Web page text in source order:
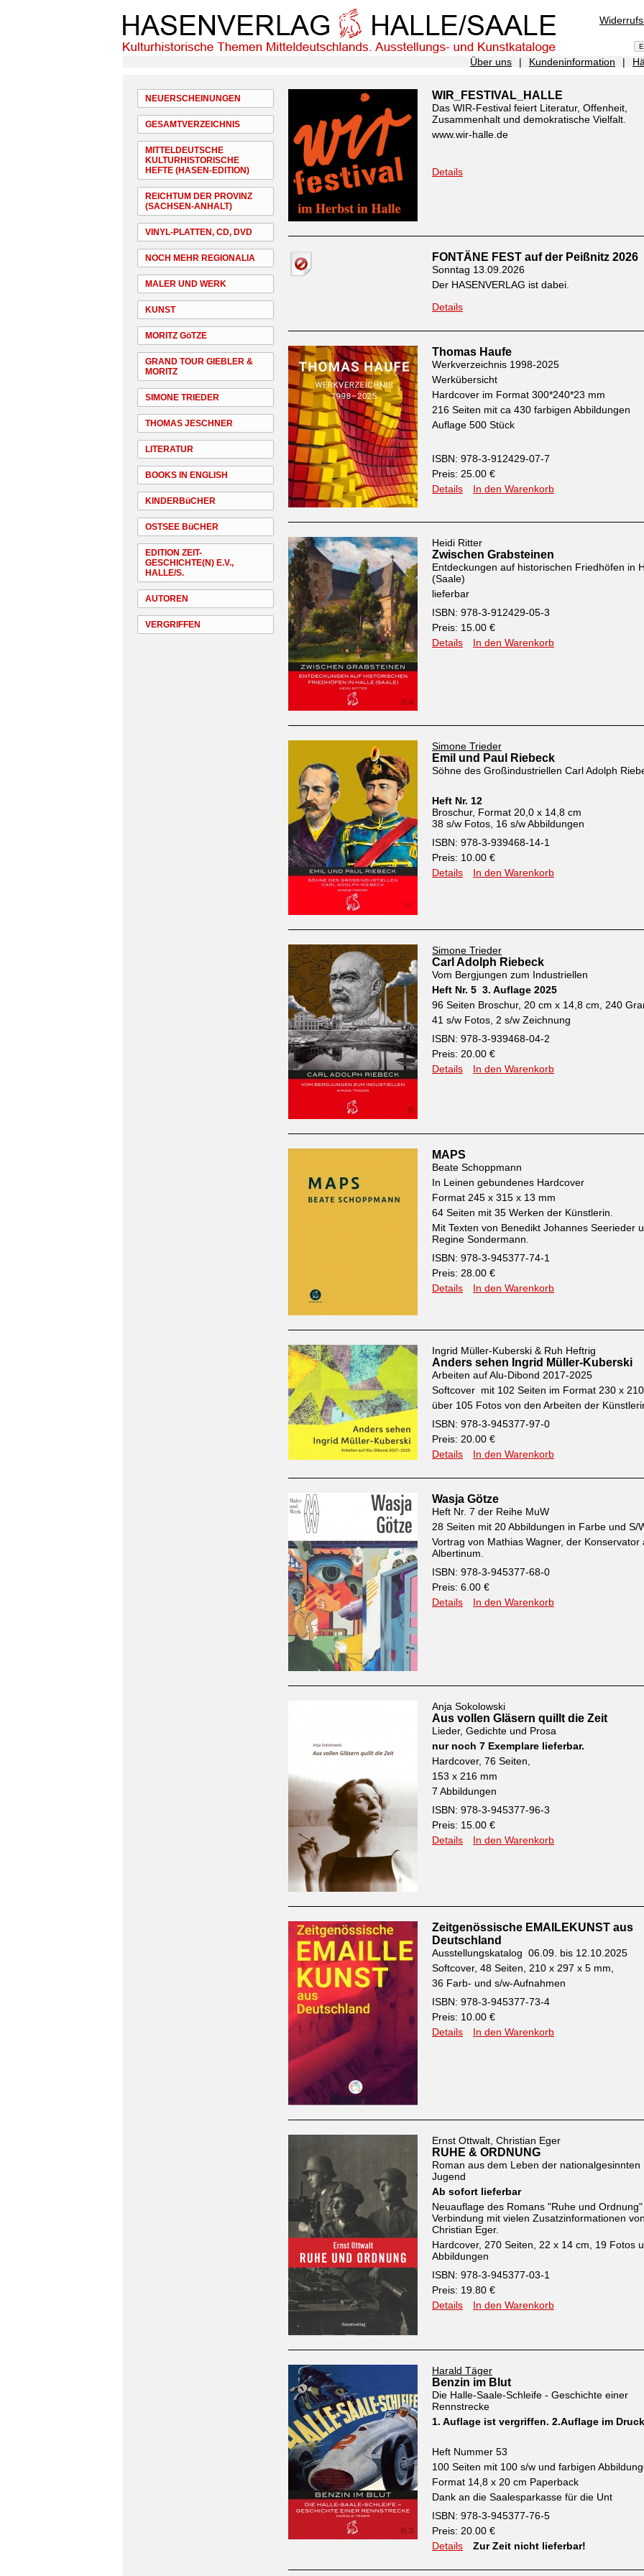
Über uns | Kundeninformation |
NEUERSCHEINUNGEN
GESAMTVERZEICHNIS
MITTELDEUTSCHE
KULTURHISTORISCHE
HEFTE (HASEN-EDITION)
REICHTUM DER PROVINZ
(SACHSEN-ANHALT)
VINYL-PLATTEN, CD, DVD
NOCH MEHR REGIONALIA
MALER UND WERK
KUNST
MORITZ GöTZE
GRAND TOUR GIEBLER &
MORITZ
SIMONE TRIEDER
THOMAS JESCHNER
LITERATUR
BOOKS IN ENGLISH
KINDERBüCHER
OSTSEE BüCHER
EDITION ZEIT-
GESCHICHTE(N) E.V.,
HALLE/S.
AUTOREN
VERGRIFFEN
WIR_FESTIVAL_HALLE
Das WIR-Festival feiert Literatur, Offenheit,
Zusammenhalt und demokratische Vielfalt.
www.wir-halle.de
Details
FONTÄNE FEST auf der Peißnitz 2026
Sonntag 13.09.2026
Der HASENVERLAG ist dabei.
Details
Thomas Haufe
Werkverzeichnis 1998-2025
Werkübersicht
Hardcover im Format 300*240*23 mm
216 Seiten mit ca 430 farbigen Abbildungen
Auflage 500 Stück
ISBN: 978-3-912429-07-7
Preis: 25.00 €
Details
In den Warenkorb
Heidi Ritter
Zwischen Grabsteinen
Entdeckungen auf historischen Friedhöfen in
(Saale)
lieferbar
ISBN: 978-3-912429-05-3
Preis: 15.00 €
Details
In den Warenkorb
Simone Trieder
Emil und Paul Riebeck
Söhne des Großindustriellen Carl Adolph
Heft Nr. 12
Broschur, Format 20,0 x 14,8 cm
38 s/w Fotos, 16 s/w Abbildungen
ISBN: 978-3-939468-14-1
Preis: 10.00 €
Details
In den Warenkorb
Simone Trieder
Carl Adolph Riebeck
Vom Bergjungen zum Industriellen
Heft Nr. 5 3. Auflage 2025
96 Seiten Broschur, 20 cm x 14,8 cm, 240
41 s/w Fotos, 2 s/w Zeichnung
ISBN: 978-3-939468-04-2
Preis: 20.00 €
Details
In den Warenkorb
MAPS
Beate Schoppmann
In Leinen gebundenes Hardcover
Format 245 x 315 x 13 mm
64 Seiten mit 35 Werken der Künstlerin.
Mit Texten von Benedikt Johannes Seerieder
Regine Sondermann.
ISBN: 978-3-945377-74-1
Preis: 28.00 €
Details
In den Warenkorb
Ingrid Müller-Kuberski & Ruh Heftrig
Anders sehen Ingrid Müller-Kuberski
Arbeiten auf Alu-Dibond 2017-2025
Softcover mit 102 Seiten im Format 230 x
über 105 Fotos von den Arbeiten der
ISBN: 978-3-945377-97-0
Preis: 20.00 €
Details
In den Warenkorb
Wasja Götze
Heft Nr. 7 der Reihe MuW
28 Seiten mit 20 Abbildungen in Farbe und S/
Vortrag von Mathias Wagner, der Konservator
Albertinum.
ISBN: 978-3-945377-68-0
Preis: 6.00 €
Details
In den Warenkorb
Anja Sokolowski
Aus vollen Gläsern quillt die Zeit
Lieder, Gedichte und Prosa
nur noch 7 Exemplare lieferbar.
Hardcover, 76 Seiten,
153 x 216 mm
7 Abbildungen
ISBN: 978-3-945377-96-3
Preis: 15.00 €
Details
In den Warenkorb
Zeitgenössische EMAILEKUNST aus
Deutschland
Ausstellungskatalog 06.09. bis 12.10.2025
Softcover, 48 Seiten, 210 x 297 x 5 mm,
36 Farb- und s/w-Aufnahmen
ISBN: 978-3-945377-73-4
Preis: 10.00 €
Details
In den Warenkorb
Ernst Ottwalt, Christian Eger
RUHE & ORDNUNG
Roman aus dem Leben der nationalgesinnten
Jugend
Ab sofort lieferbar
Neuauflage des Romans "Ruhe und Ordnung"
Verbindung mit vielen Zusatzinformationen von
Christian Eger.
Hardcover, 270 Seiten, 22 x 14 cm, 19 Fotos
Abbildungen
ISBN: 978-3-945377-03-1
Preis: 19.80 €
Details
In den Warenkorb
Harald Täger
Benzin im Blut
Die Halle-Saale-Schleife - Geschichte einer
Rennstrecke
1. Auflage ist vergriffen. 2.Auflage im Druck
Heft Nummer 53
100 Seiten mit 100 s/w und farbigen
Format 14,8 x 20 cm Paperback
Dank an die Saalesparkasse für die Unt
ISBN: 978-3-945377-76-5
Preis: 20.00 €
Details
Zur Zeit nicht lieferbar!